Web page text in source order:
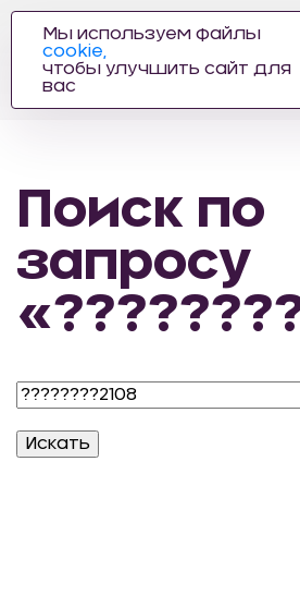
Поиск по
запросу
Мы используем файлы
cookie,
чтобы улучшить сайт для
вас